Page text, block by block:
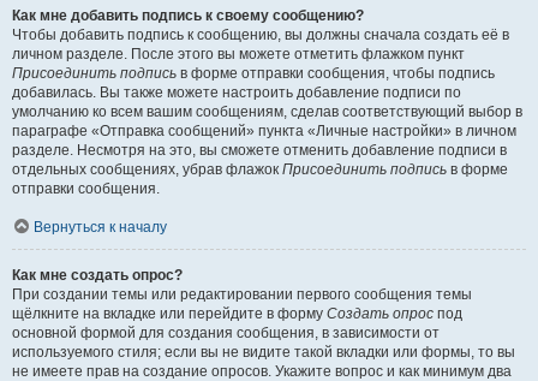
Как мне добавить подпись к своему сообщению?
Чтобы добавить подпись к сообщению, вы должны сначала создать её в
личном разделе. После этого вы можете отметить флажком пункт
Присоединить подпись в форме отправки сообщения, чтобы подпись
добавилась. Вы также можете настроить добавление подписи по
умолчанию ко всем вашим сообщениям, сделав соответствующий выбор в
параграфе «Отправка сообщений» пункта «Личные настройки» в личном
разделе. Несмотря на это, вы сможете отменить добавление подписи в
отдельных сообщениях, убрав флажок Присоединить подпись в форме
отправки сообщения.
Вернуться к началу
Как мне создать опрос?
При создании темы или редактировании первого сообщения темы
щёлкните на вкладке или перейдите в форму Создать опрос под
основной формой для создания сообщения, в зависимости от
используемого стиля; если вы не видите такой вкладки или формы, то вы
не имеете прав на создание опросов. Укажите вопрос и как минимум два